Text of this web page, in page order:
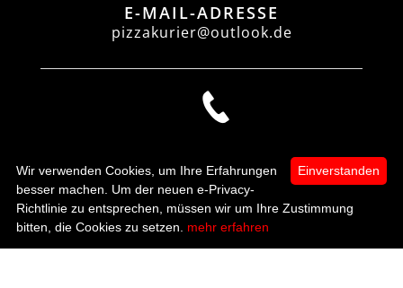
Einverstanden
Wir verwenden Cookies, um Ihre Erfahrungen
besser machen. Um der neuen e-Privacy-
Richtlinie zu entsprechen, müssen wir um Ihre Zustimmung
bitten, die Cookies zu setzen. mehr erfahren
E-MAIL-ADRESSE
pizzakurier@outlook.de
0421 6092283
Startseite Kategorien Mein Konto